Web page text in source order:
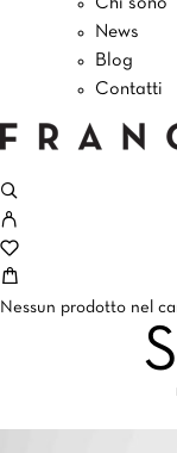
Chi sono
News
Blog
Contatti
Nessun prodotto nel